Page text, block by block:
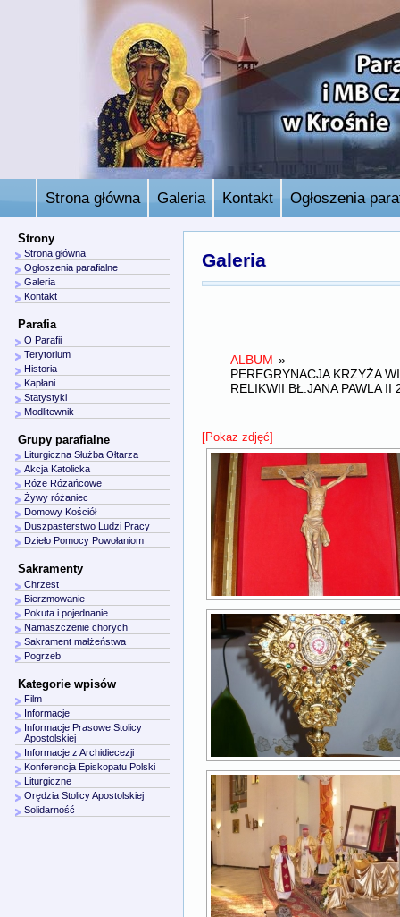
Strona główna Galeria Kontakt Ogłoszenia
Galeria
ALBUM »
PEREGRYNACJA KRZYŻA
RELIKWII BŁ.JANA PAWLA II
[Pokaz zdjęć]
Strony
Strona główna
Ogłoszenia parafialne
Galeria
Kontakt
Parafia
O Parafii
Terytorium
Historia
Kapłani
Statystyki
Modlitewnik
Grupy parafialne
Liturgiczna Służba Ołtarza
Akcja Katolicka
Róże Różańcowe
Żywy różaniec
Domowy Kościół
Duszpasterstwo Ludzi Pracy
Dzieło Pomocy Powołaniom
Sakramenty
Chrzest
Bierzmowanie
Pokuta i pojednanie
Namaszczenie chorych
Sakrament małżeństwa
Pogrzeb
Kategorie wpisów
Film
Informacje
Informacje Prasowe Stolicy
Apostolskiej
Informacje z Archidiecezji
Konferencja Episkopatu Polski
Liturgiczne
Orędzia Stolicy Apostolskiej
Solidarność